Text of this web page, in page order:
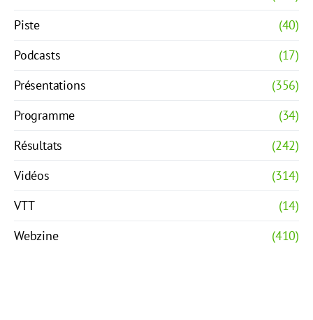
Piste
(40)
Podcasts
(17)
Présentations
(356)
Programme
(34)
Résultats
(242)
Vidéos
(314)
VTT
(14)
Webzine
(410)